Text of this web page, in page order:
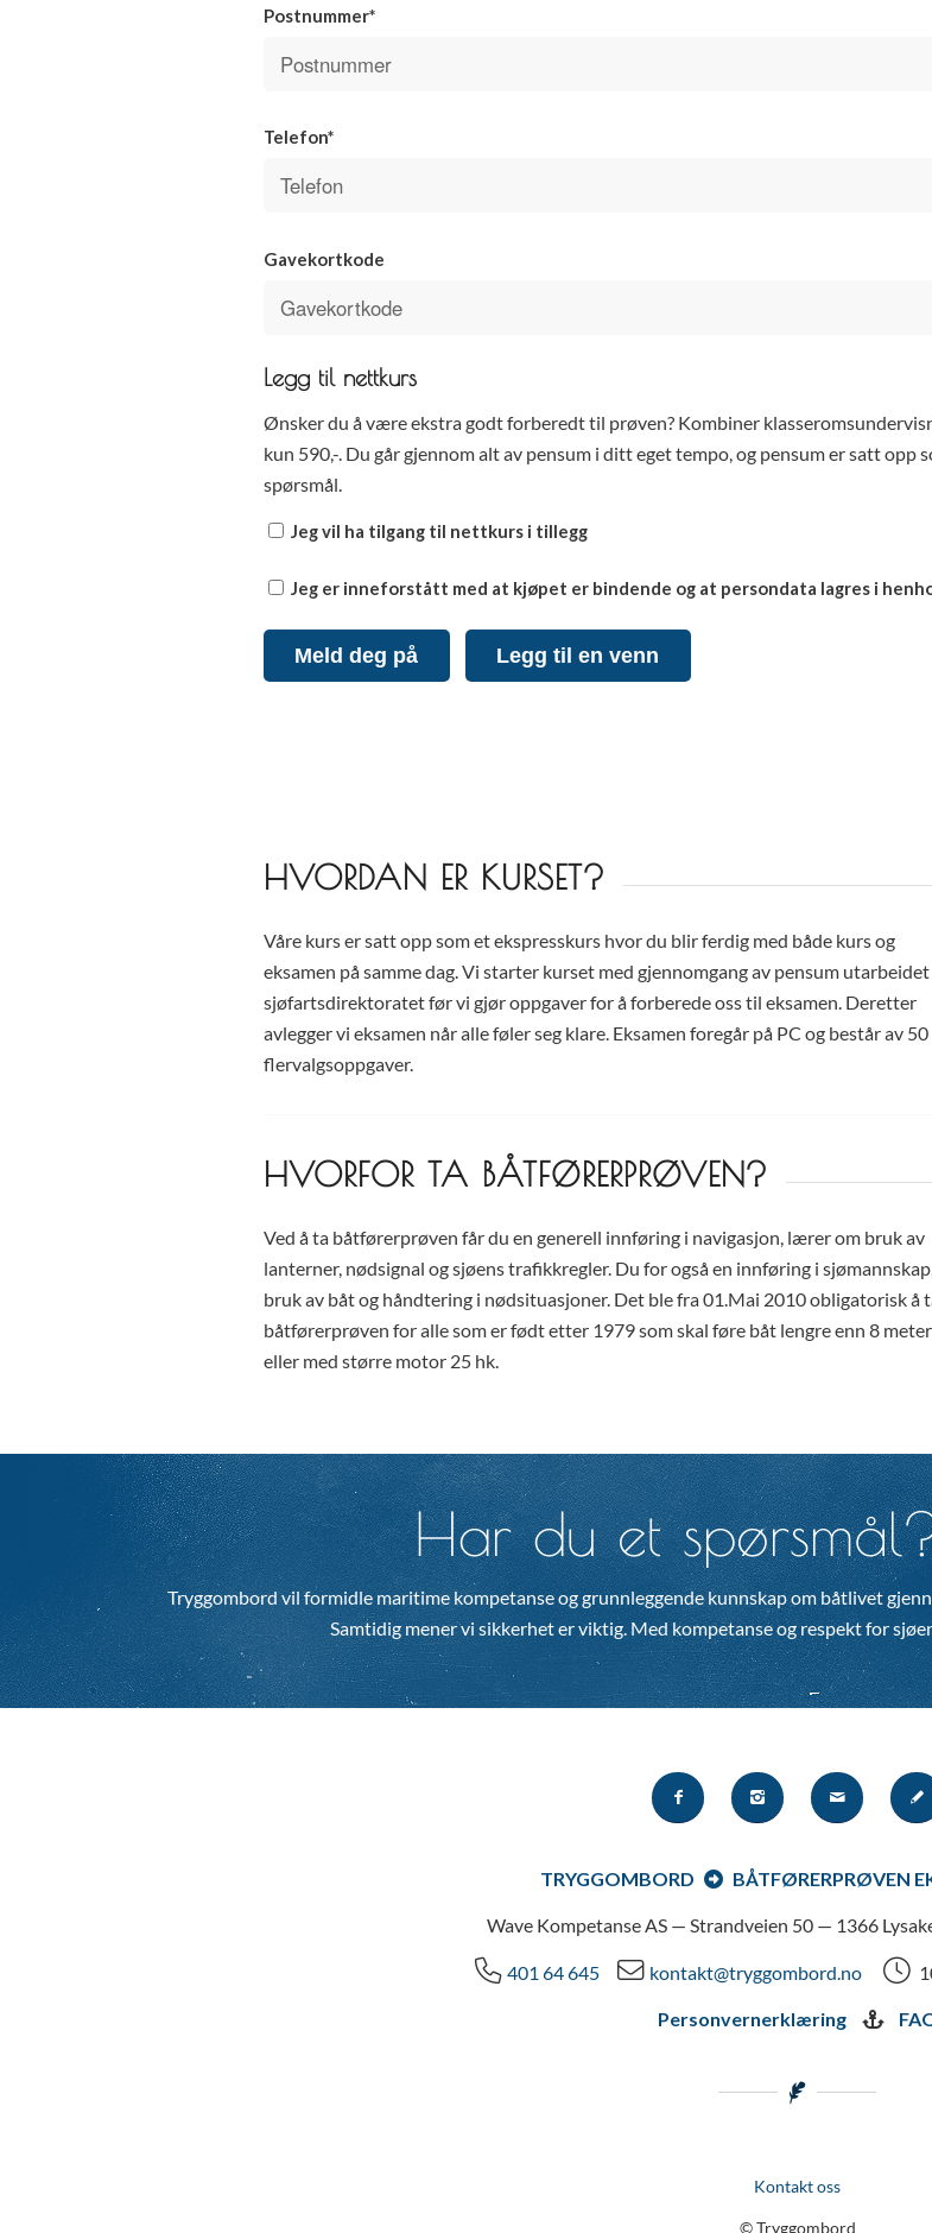
Postnummer*
Telefon*
Gavekortkode
Legg til nettkurs
Ønsker du å være ekstra godt forberedt til prøven? Kombiner
kun 590,-. Du går gjennom alt av pensum i ditt eget tempo, og pensum er satt opp
spørsmål.
Jeg vil ha tilgang til nettkurs i tillegg
Jeg er inneforstått med at kjøpet er bindende og at persondata lagres i
Meld deg på Legg til en venn
HVORDAN ER KURSET?
Våre kurs er satt opp som et ekspresskurs hvor du blir ferdig med både kurs og
eksamen på samme dag. Vi starter kurset med gjennomgang av pensum
sjøfartsdirektoratet før vi gjør oppgaver for å forberede oss til eksamen. Deretter
avlegger vi eksamen når alle føler seg klare. Eksamen foregår på PC og består av 50
flervalgsoppgaver.
HVORFOR TA BÅTFØRERPRØVEN?
Ved å ta båtførerprøven får du en generell innføring i navigasjon, lærer om bruk av
lanterner, nødsignal og sjøens trafikkregler. Du for også en innføring i
bruk av båt og håndtering i nødsituasjoner. Det ble fra 01.Mai 2010 obligatorisk å
båtførerprøven for alle som er født etter 1979 som skal føre båt lengre enn 8 meter
eller med større motor 25 hk.
Har du et
Tryggombord vil formidle maritime kompetanse og grunnleggende kunnskap om båtlivet
Samtidig mener vi sikkerhet er viktig. Med kompetanse og respekt for
TRYGGOMBORD BÅTFØRERPRØVEN
Wave Kompetanse AS — Strandveien 50 — 1366
401 64 645 kontakt@tryggombord.no
Personvernerklæring
Kontakt oss
© Tryggombord